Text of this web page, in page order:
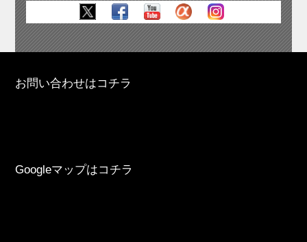
お問い合わせはコチラ
Googleマップはコチラ